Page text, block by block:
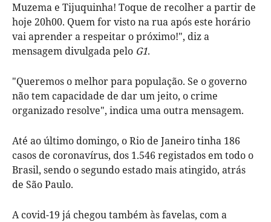
Muzema e Tijuquinha! Toque de recolher a partir de
hoje 20h00. Quem for visto na rua após este horário
vai aprender a respeitar o próximo!", diz a
mensagem divulgada pelo G1.
"Queremos o melhor para população. Se o governo
não tem capacidade de dar um jeito, o crime
organizado resolve", indica uma outra mensagem.
Até ao último domingo, o Rio de Janeiro tinha 186
casos de coronavírus, dos 1.546 registados em todo o
Brasil, sendo o segundo estado mais atingido, atrás
de São Paulo.
A covid-19 já chegou também às favelas, com a